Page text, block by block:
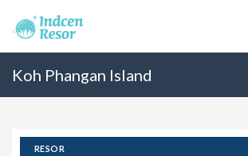
Koh Phangan Island
RESOR